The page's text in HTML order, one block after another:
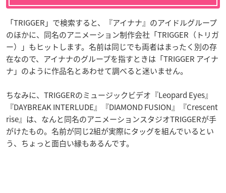
「TRIGGER」で検索すると、『アイナナ』のアイドルグループ
のほかに、同名のアニメーション制作会社「TRIGGER（トリガ
ー）」もヒットします。名前は同じでも両者はまったく別の存
在なので、アイナナのグループを指すときは「TRIGGER アイナ
ナ」のように作品名とあわせて調べると迷いません。
ちなみに、TRIGGERのミュージックビデオ『Leopard Eyes』
『DAYBREAK INTERLUDE』『DIAMOND FUSION』『Crescent
rise』は、なんと同名のアニメーションスタジオTRIGGERが手
がけたもの。名前が同じ2組が実際にタッグを組んでいるとい
う、ちょっと面白い縁もあるんです。